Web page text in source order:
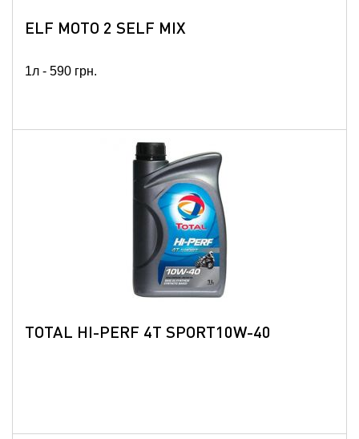
ELF MOTO 2 SELF MIX
1л - 590 грн.
TOTAL HI-PERF 4T SPORT10W-40